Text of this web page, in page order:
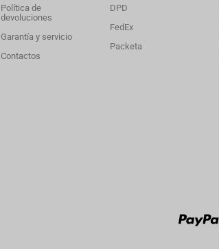
Política de
devoluciones
Garantía y servicio
Contactos
DPD
FedEx
Packeta